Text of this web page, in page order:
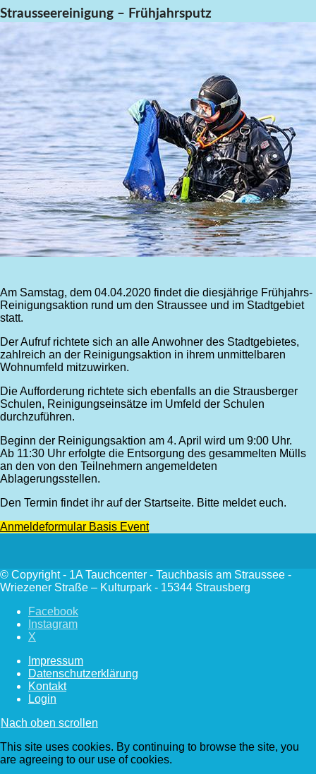
Strausseereinigung – Frühjahrsputz
Am Samstag, dem 04.04.2020 findet die diesjährige Frühjahrs-
Reinigungsaktion rund um den Straussee und im Stadtgebiet
statt.
Der Aufruf richtete sich an alle Anwohner des Stadtgebietes,
zahlreich an der Reinigungsaktion in ihrem unmittelbaren
Wohnumfeld mitzuwirken.
Die Aufforderung richtete sich ebenfalls an die Strausberger
Schulen, Reinigungseinsätze im Umfeld der Schulen
durchzuführen.
Beginn der Reinigungsaktion am 4. April wird um 9:00 Uhr.
Ab 11:30 Uhr erfolgte die Entsorgung des gesammelten Mülls
an den von den Teilnehmern angemeldeten
Ablagerungsstellen.
Den Termin findet ihr auf der Startseite. Bitte meldet euch.
Anmeldeformular Basis Event
© Copyright - 1A Tauchcenter - Tauchbasis am Straussee -
Wriezener Straße – Kulturpark - 15344 Strausberg
Facebook
Instagram
X
Impressum
Datenschutzerklärung
Kontakt
Login
Nach oben scrollen
This site uses cookies. By continuing to browse the site, you
are agreeing to our use of cookies.